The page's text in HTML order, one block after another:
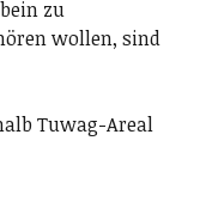
zu
wollen, sind
Tuwag-Areal